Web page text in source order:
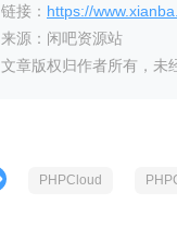
链接： https://
来源：闲吧资源站
文章版权归作者所有，未
PHPCloud